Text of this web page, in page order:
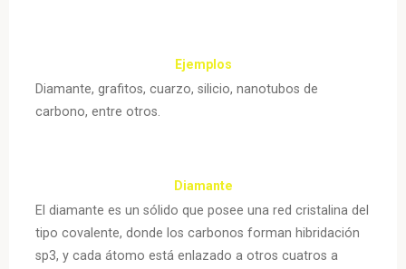
Ejemplos
Diamante, grafitos, cuarzo, silicio, nanotubos de
carbono, entre otros.
Diamante
El diamante es un sólido que posee una red cristalina del
tipo covalente, donde los carbonos forman hibridación
sp3, y cada átomo está enlazado a otros cuatros a